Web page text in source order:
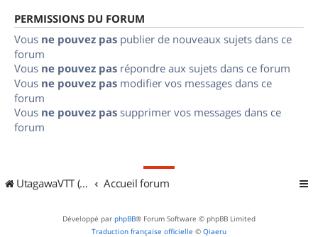
PERMISSIONS DU FORUM
Vous ne pouvez pas publier de nouveaux sujets dans ce
forum
Vous ne pouvez pas répondre aux sujets dans ce forum
Vous ne pouvez pas modifier vos messages dans ce
forum
Vous ne pouvez pas supprimer vos messages dans ce
forum
UtagawaVTT (Randos VTT et VTTAE avec traces GPS) Accueil forum
Développé par phpBB® Forum Software © phpBB Limited
Traduction française officielle © Qiaeru